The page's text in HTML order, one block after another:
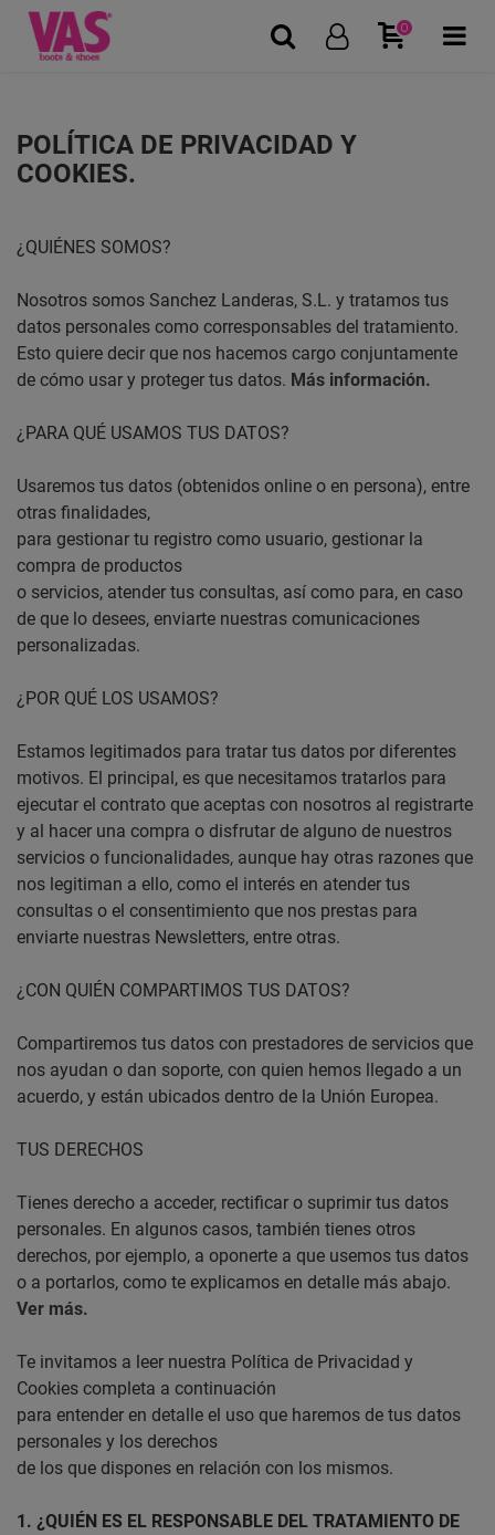
0
POLÍTICA DE PRIVACIDAD Y
COOKIES.
¿QUIÉNES SOMOS?
Nosotros somos Sanchez Landeras, S.L. y tratamos tus
datos personales como corresponsables del tratamiento.
Esto quiere decir que nos hacemos cargo conjuntamente
de cómo usar y proteger tus datos. Más información.
¿PARA QUÉ USAMOS TUS DATOS?
Usaremos tus datos (obtenidos online o en persona), entre
otras finalidades,
para gestionar tu registro como usuario, gestionar la
compra de productos
o servicios, atender tus consultas, así como para, en caso
de que lo desees, enviarte nuestras comunicaciones
personalizadas.
¿POR QUÉ LOS USAMOS?
Estamos legitimados para tratar tus datos por diferentes
motivos. El principal, es que necesitamos tratarlos para
ejecutar el contrato que aceptas con nosotros al registrarte
y al hacer una compra o disfrutar de alguno de nuestros
servicios o funcionalidades, aunque hay otras razones que
nos legitiman a ello, como el interés en atender tus
consultas o el consentimiento que nos prestas para
enviarte nuestras Newsletters, entre otras.
¿CON QUIÉN COMPARTIMOS TUS DATOS?
Compartiremos tus datos con prestadores de servicios que
nos ayudan o dan soporte, con quien hemos llegado a un
acuerdo, y están ubicados dentro de la Unión Europea.
TUS DERECHOS
Tienes derecho a acceder, rectificar o suprimir tus datos
personales. En algunos casos, también tienes otros
derechos, por ejemplo, a oponerte a que usemos tus datos
o a portarlos, como te explicamos en detalle más abajo.
Ver más.
Te invitamos a leer nuestra Política de Privacidad y
Cookies completa a continuación
para entender en detalle el uso que haremos de tus datos
personales y los derechos
de los que dispones en relación con los mismos.
1. ¿QUIÉN ES EL RESPONSABLE DEL TRATAMIENTO DE